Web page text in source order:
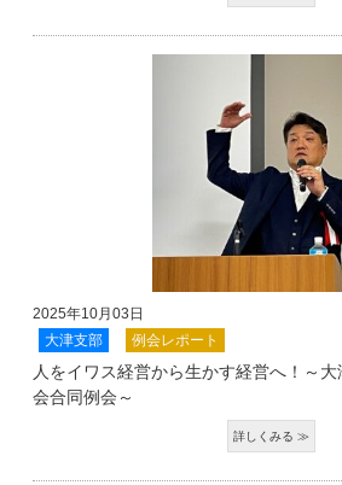
2025年10月03日
大津支部
例会レポート
人をイワス経営から生かす経営へ！～
会合同例会～